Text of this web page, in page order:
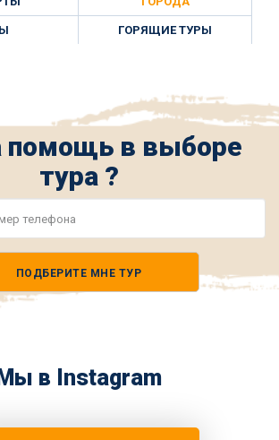
ГОРЯЩИЕ ТУРЫ
помощь в выборе
тура ?
ПОДБЕРИТЕ МНЕ ТУР
Мы в Instagram